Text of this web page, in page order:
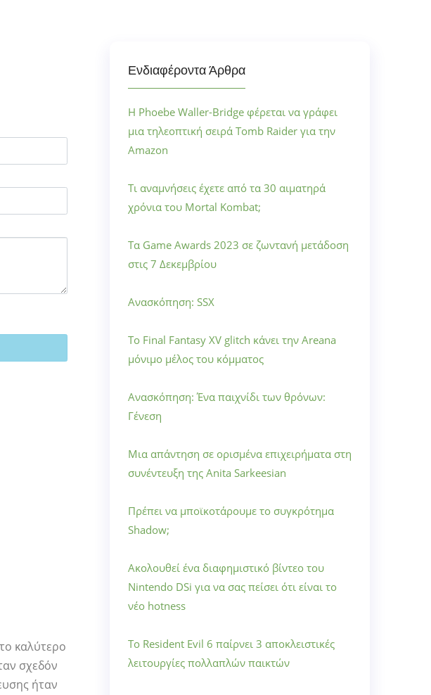
καλύτερο
σχεδόν
ήταν
Ενδιαφέροντα Άρθρα
Η Phoebe Waller-Bridge φέρεται να γράφει
μια τηλεοπτική σειρά Tomb Raider για την
Amazon
Τι αναμνήσεις έχετε από τα 30 αιματηρά
χρόνια του Mortal Kombat;
Τα Game Awards 2023 σε ζωντανή μετάδοση
στις 7 Δεκεμβρίου
Ανασκόπηση: SSX
Το Final Fantasy XV glitch κάνει την Areana
μόνιμο μέλος του κόμματος
Ανασκόπηση: Ένα παιχνίδι των θρόνων:
Γένεση
Μια απάντηση σε ορισμένα επιχειρήματα στη
συνέντευξη της Anita Sarkeesian
Πρέπει να μποϊκοτάρουμε το συγκρότημα
Shadow;
Ακολουθεί ένα διαφημιστικό βίντεο του
Nintendo DSi για να σας πείσει ότι είναι το
νέο hotness
Το Resident Evil 6 παίρνει 3 αποκλειστικές
λειτουργίες πολλαπλών παικτών